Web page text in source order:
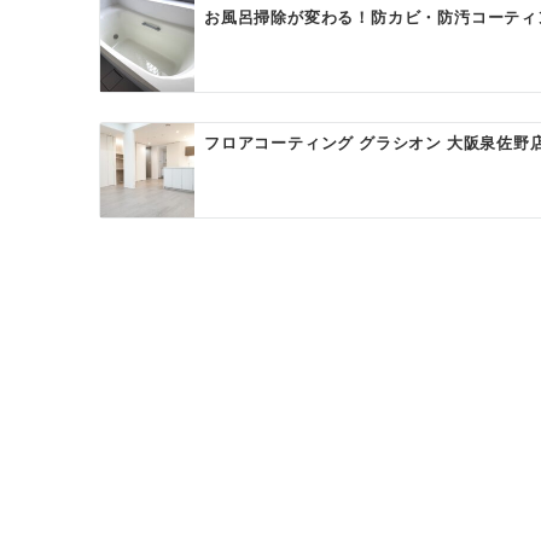
お風呂掃除が変わる！防カビ・防汚コーテ
フロアコーティング グラシオン 大阪泉佐野